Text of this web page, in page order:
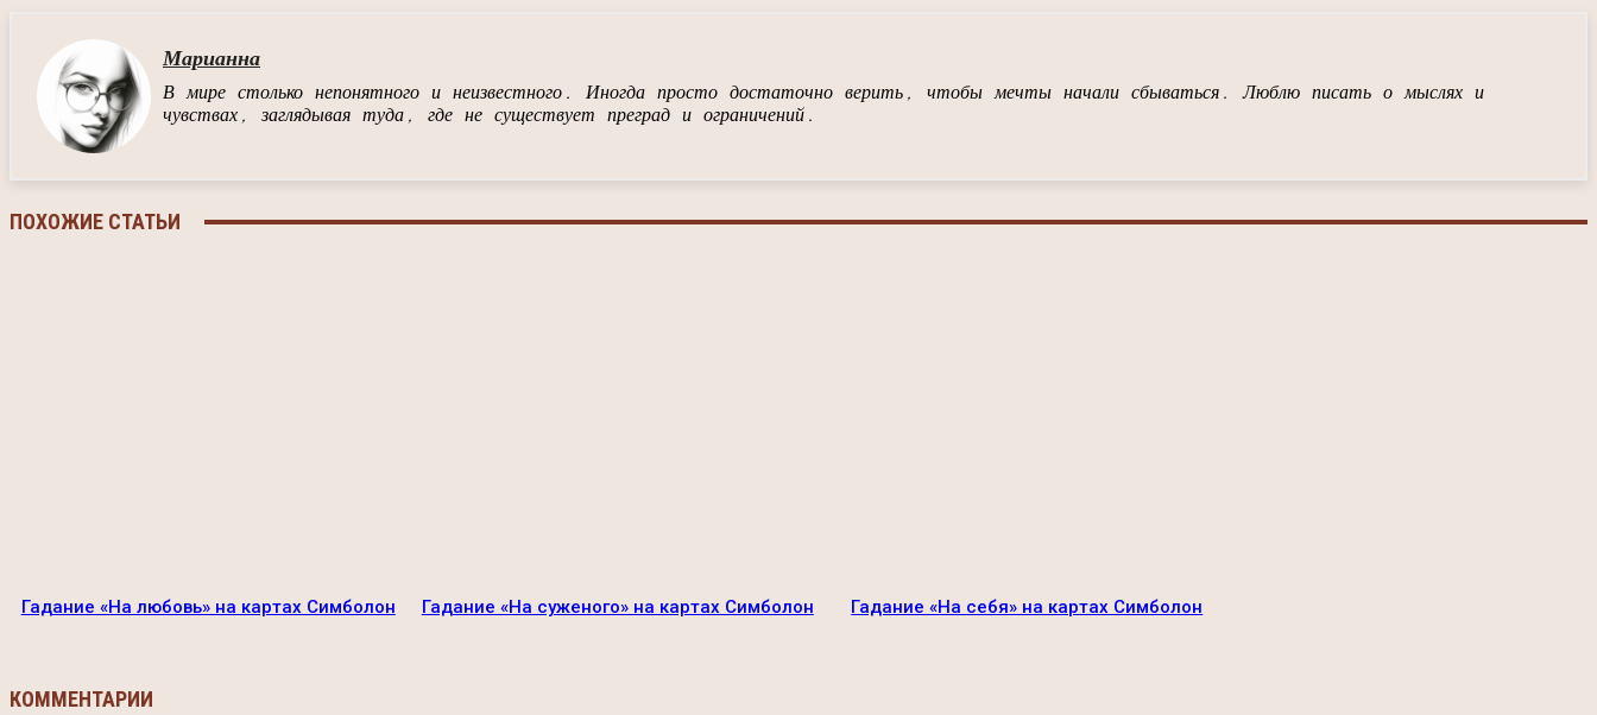
Марианна
В мире столько непонятного и неизвестного. Иногда просто достаточно верить, чтобы мечты начали сбываться. Люблю писать о мыслях и
чувствах, заглядывая туда, где не существует преград и ограничений.
ПОХОЖИЕ СТАТЬИ
Гадание «На любовь» на картах Симболон Гадание «На суженого» на картах Симболон Гадание «На себя» на картах Симболон
КОММЕНТАРИИ